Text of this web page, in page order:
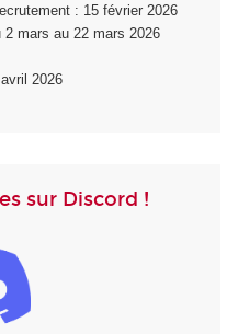
: 15 février 2026
mars au 22 mars 2026
2026
sur Discord !